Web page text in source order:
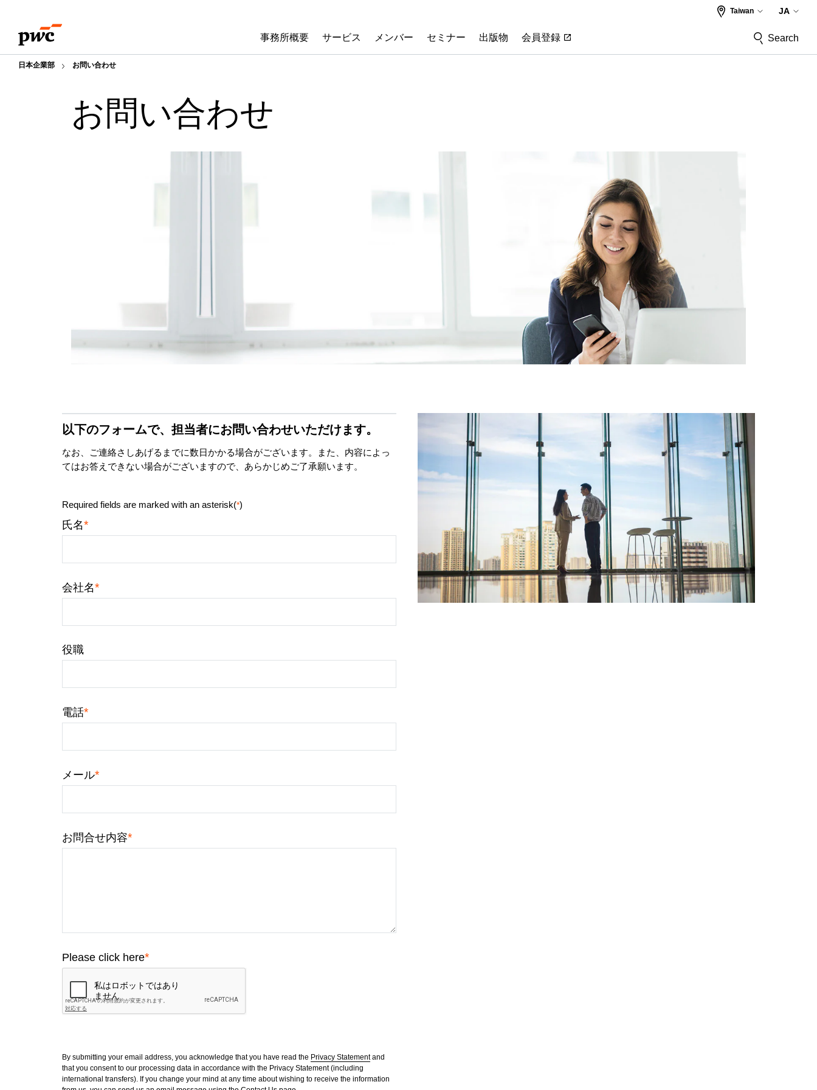
content
footer
事務所概要 サービス メンバー セミナー 出版物 会員登録
Taiwan JA
Search
日本企業部 お問い合わせ
お問い合わせ
以下のフォームで、担当者にお問い合わせいただけます。
なお、ご連絡さしあげるまでに数日かかる場合がございます。また、内容によっ
てはお答えできない場合がございますので、あらかじめご了承願います。
Required fields are marked with an asterisk(*)
氏名*
会社名*
役職
電話*
メール*
お問合せ内容*
Please click here*
By submitting your email address, you acknowledge that you have read the Privacy Statementand
that you consent to our processing data in accordance with the Privacy Statement (including
international transfers). If you change your mind at any time about wishing to receive the information